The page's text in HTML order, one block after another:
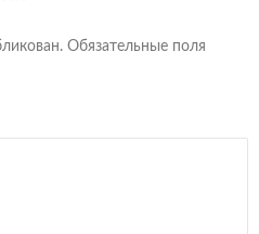
Обязательные поля